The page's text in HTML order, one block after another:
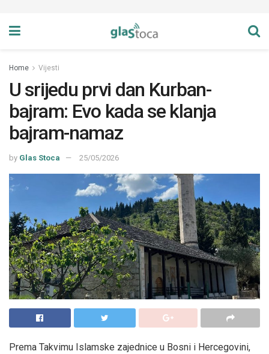
Home Vijesti
U srijedu prvi dan Kurban-
bajram: Evo kada se klanja
bajram-namaz
by Glas Stoca 25/05/2026
Prema Takvimu Islamske zajednice u Bosni i Hercegovini,